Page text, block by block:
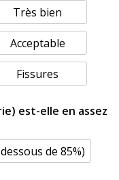
Très bien
Acceptable
Fissures
est-elle en assez
de 85%)